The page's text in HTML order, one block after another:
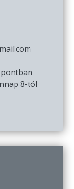
8-tól